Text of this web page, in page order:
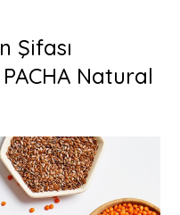
Şifası
Natural